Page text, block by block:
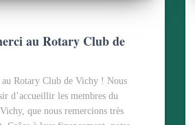
au Rotary Club de
Rotary Club de Vichy ! Nous
d’accueillir les membres du
que nous remercions très